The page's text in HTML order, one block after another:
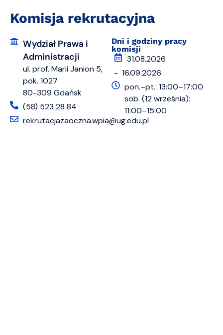
Komisja rekrutacyjna
Wydział Prawa i
Administracji
ul. prof. Marii Janion 5,
pok. 1027
80-309 Gdańsk
(58) 523 28 84
rekrutacjazaoczna.wpia@ug.edu.pl
Dni i godziny pracy
komisji
31.08.2026
- 16.09.2026
pon.–pt.: 13:00–17:00
sob. (12 września):
11:00–15:00